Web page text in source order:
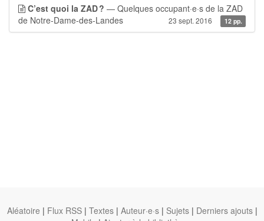
C’est quoi la ZAD ? — Quelques occupant·e·s de la ZAD
de Notre-Dame-des-Landes
23 sept. 2016 12 pp.
Aléatoire | Flux RSS | Textes | Auteur·e·s | Sujets | Derniers ajouts |